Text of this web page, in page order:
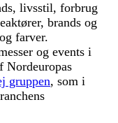
livsstil, forbrug
brands og
farver.
og events i
Nordeuropas
gruppen, som i